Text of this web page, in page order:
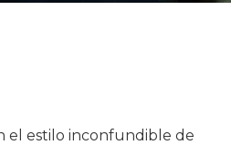
el estilo inconfundible de